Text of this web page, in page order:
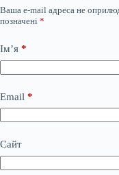
Ваша e-mail адреса не
позначені *
Ім’я *
Email *
Сайт